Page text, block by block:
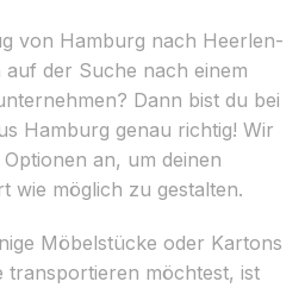
von Hamburg nach Heerlen-
der Suche nach einem
Dann bist du bei
Hamburg genau richtig! Wir
an, um deinen
wie möglich zu gestalten.
Möbelstücke oder Kartons
transportieren möchtest, ist